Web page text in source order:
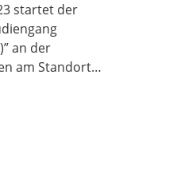
startet der
an der
am Standort…